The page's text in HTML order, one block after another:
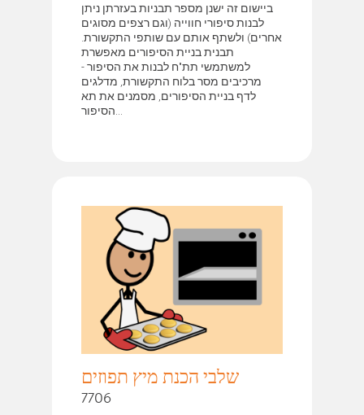
ביישום זה ישנן מספר תבניות בעזרתן ניתן
לבנות סיפורי חווייה (וגם רצפים מסוגים
אחרים) ולשתף אותם עם שותפי התקשורת.
תבנית בניית הסיפורים מאפשרת
למשתמשי תת"ח לבנות את הסיפור -
מרכיבים מסר בלוח התקשורת, מדלגים
לדף בניית הסיפורים, מסמנים את תא
שלבי הכנת מיץ תפוזים
7706